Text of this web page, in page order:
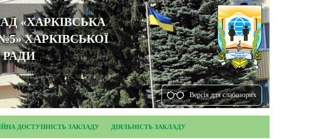
«ХАРКІВСЬКА
ХАРКІВСЬКОЇ
РАДИ
Версiя для слабозорих
ДОСТУПНІСТЬ ЗАКЛАДУ ДІЯЛЬНІСТЬ ЗАКЛАДУ